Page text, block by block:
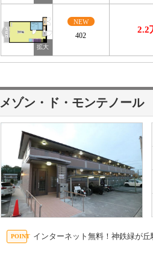
NEW
402
2.2
メゾン・ド・モンテノール
インターネット無料！神鉄緑が